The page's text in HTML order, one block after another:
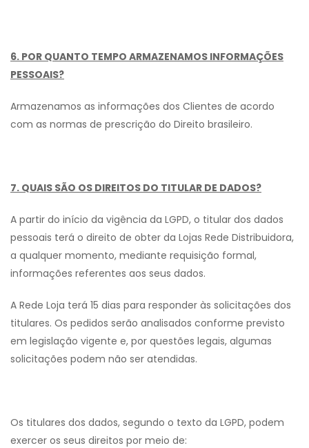
6. POR QUANTO TEMPO ARMAZENAMOS INFORMAÇÕES
PESSOAIS?
Armazenamos as informações dos Clientes de acordo
com as normas de prescrição do Direito brasileiro.
7. QUAIS SÃO OS DIREITOS DO TITULAR DE DADOS?
A partir do início da vigência da LGPD, o titular dos dados
pessoais terá o direito de obter da Lojas Rede Distribuidora,
a qualquer momento, mediante requisição formal,
informações referentes aos seus dados.
A Rede Loja terá 15 dias para responder às solicitações dos
titulares. Os pedidos serão analisados conforme previsto
em legislação vigente e, por questões legais, algumas
solicitações podem não ser atendidas.
Os titulares dos dados, segundo o texto da LGPD, podem
exercer os seus direitos por meio de: